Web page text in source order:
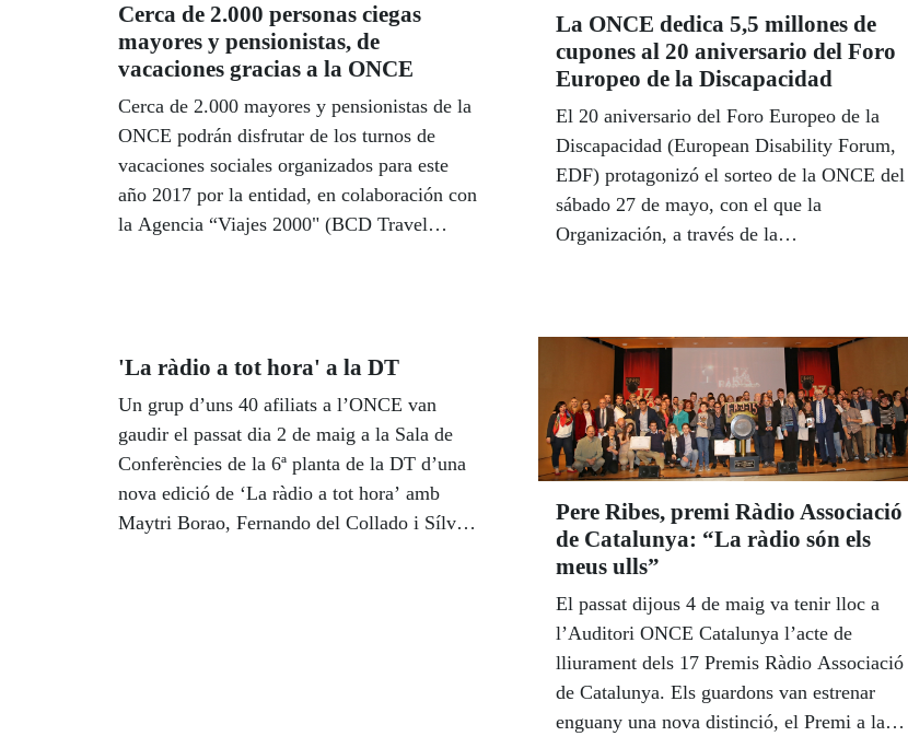
Cerca de 2.000 personas ciegas
mayores y pensionistas, de
vacaciones gracias a la ONCE
Cerca de 2.000 mayores y pensionistas de la
ONCE podrán disfrutar de los turnos de
vacaciones sociales organizados para este
año 2017 por la entidad, en colaboración con
la Agencia “Viajes 2000" (BCD Travel
se extienden hasta el mes de diciembre con
el programa especial “Navidad en Familia”,
dirigido a personas afiliadas a la ONCE que
se encuentren solas. Este año el programa
incluye seis destinos diferentes de once días
de duración cada uno de ellos, a los que se
La ONCE dedica 5,5 millones de
cupones al 20 aniversario del Foro
Europeo de la Discapacidad
El 20 aniversario del Foro Europeo de la
Discapacidad (European Disability Forum,
EDF) protagonizó el sorteo de la ONCE del
sábado 27 de mayo, con el que la
Organización, a través de la
Durán, consejero general adjunto al
presidente de la ONCE y su Fundación
entregó una copia enmarcada de este cupón
a Yannis Vardakastanis, presidente del EDF,
acompañados por el director adjunto del
Gabinete del Secretario de Estado para la
Unión Europea, Miguel Bauzá i Moré, y
Ana Peláez, consejera general ejecutiva de la
Internacionales.
'La ràdio a tot hora' a la DT
Un grup d’uns 40 afiliats a l’ONCE van
gaudir el passat dia 2 de maig a la Sala de
Conferències de la 6ª planta de la DT d’una
nova edició de ‘La ràdio a tot hora’ amb
Maytri Borao, Fernando del Collado i Sílvia
Pere Ribes, premi Ràdio Associació
de Catalunya: “La ràdio són els
meus ulls”
El passat dijous 4 de maig va tenir lloc a
l’Auditori ONCE Catalunya l’acte de
lliurament dels 17 Premis Ràdio Associació
de Catalunya. Els guardons van estrenar
enguany una nova distinció, el Premi a la